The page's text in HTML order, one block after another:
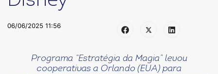
06/06/2025 11:56
Programa “Estratégia da Magia” levou
cooperativas a Orlando (EUA) para